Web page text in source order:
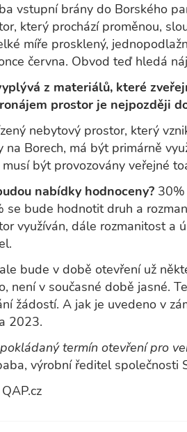
vstupní brány do Borského
který prochází proměnou,
míře prosklený,
června. Obvod teď hledá
z materiálů, které
prostor je nejpozději
nebytový prostor, který
na Borech, má být primárně
být provozovány veřejné
nabídky hodnoceny? 30%
se bude hodnotit druh a
využíván, dále rozmanitost a
bude v době otevření už
není v současné době jasné.
žádostí. A jak je uvedeno v
2023.
termín otevření pro
výrobní ředitel společnosti